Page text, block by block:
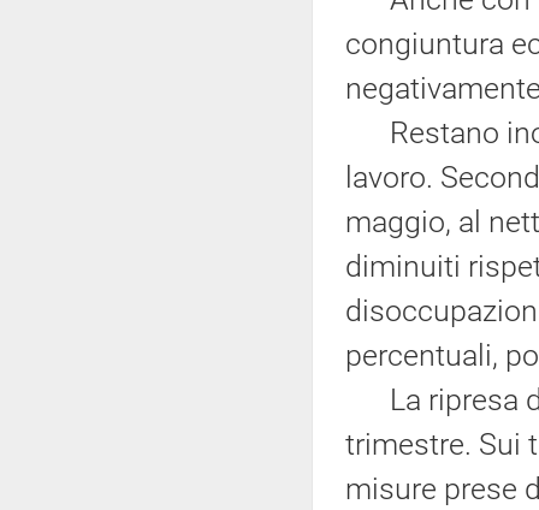
congiuntura
Restano
lavoro.
maggio, al
diminuiti
percentuali,
La ripresa
trimestre. Sui
misure prese